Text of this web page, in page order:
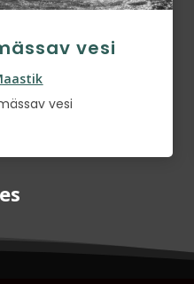
vesi
vesi